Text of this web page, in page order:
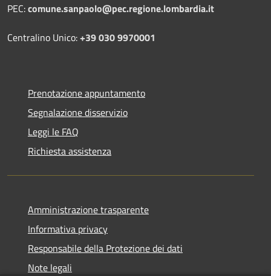
PEC:comune.sanpaolo@pec.regione.lombardia.it
Centralino Unico:+39 030 9970001
Prenotazione appuntamento
Segnalazione disservizio
Leggi le FAQ
Richiesta assistenza
Amministrazione trasparente
Informativa privacy
Responsabile della Protezione dei dati
Note legali